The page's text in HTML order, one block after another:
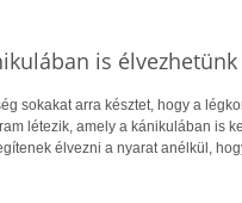
is élvezhetünk
sokakat arra késztet, hogy a
létezik, amely a kánikulában is
élvezni a nyarat anélkül,